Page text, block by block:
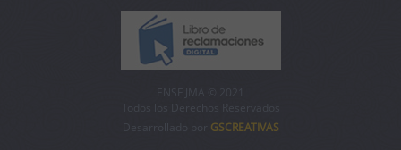
ENSF JMA © 2021
Todos los Derechos Reservados
Desarrollado por GSCREATIVAS